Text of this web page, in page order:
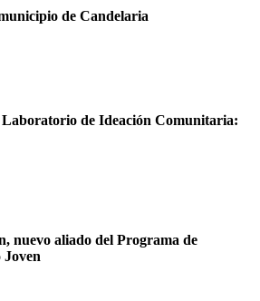
de Candelaria
de Ideación Comunitaria:
nuevo aliado del Programa de